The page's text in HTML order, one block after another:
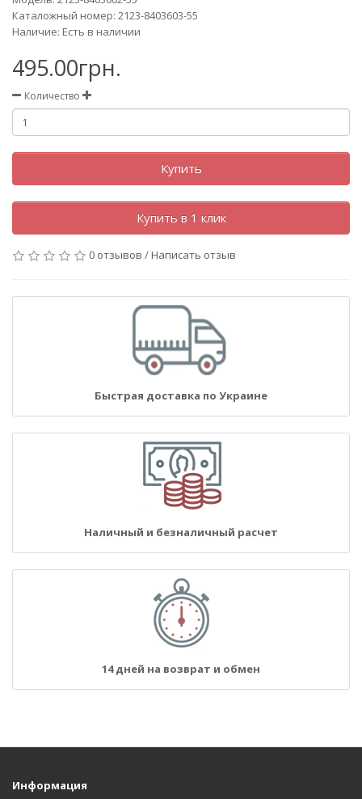
Каталожный номер: 2123-8403603-55
Наличие: Есть в наличии
495.00грн.
Количество
Купить
Купить в 1 клик
0 отзывов /Написать отзыв
Быстрая доставка по Украине
Наличный и безналичный расчет
14 дней на возврат и обмен
Информация